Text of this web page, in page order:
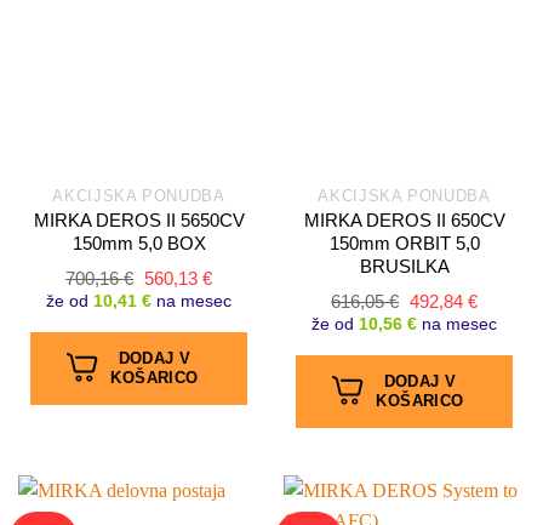
AKCIJSKA PONUDBA
MIRKA DEROS II 5650CV
150mm 5,0 BOX
700,16€ Izvirna
cena
je
bila:
700,16 €.
560,13 €Trenutna
cena
je:
560,13 €.
že od 10,41 € na mesec
DODAJ V
KOŠARICO
AKCIJSKA PONUDBA
MIRKA DEROS II 650CV
150mm ORBIT 5,0
BRUSILKA
616,05€ Izvirna
cena
je
bila:
616,05 €.
492,84 €
cena
je:
492,84
že od 10,56 € na mesec
DODAJ V
KOŠARICO